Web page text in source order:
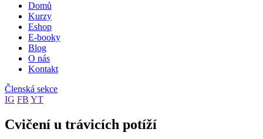
Domů
Kurzy
Eshop
E-booky
Blog
O nás
Kontakt
Členská sekce
IG FB YT
Cvičení u trávicích potíží